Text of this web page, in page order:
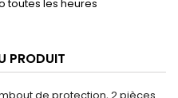
toutes les heures
PRODUIT